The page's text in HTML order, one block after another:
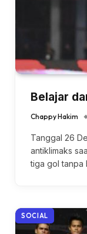
Belajar
Chappy Hakim
Tanggal 26
antiklimaks
tiga gol tanpa
SOCIAL